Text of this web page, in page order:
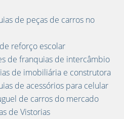
de peças de carros no
reforço escolar
de franquias de intercâmbio
de imobiliária e construtora
de acessórios para celular
de carros do mercado
de Vistorias